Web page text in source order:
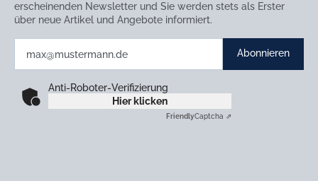
erscheinenden Newsletter und Sie werden stets als Erster
über neue Artikel und Angebote informiert.
Abonnieren
Anti-Roboter-Verifizierung
Hier klicken
FriendlyCaptcha ⇗